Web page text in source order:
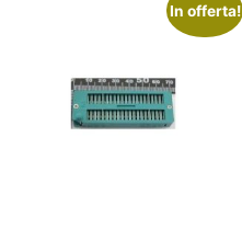
In offerta!